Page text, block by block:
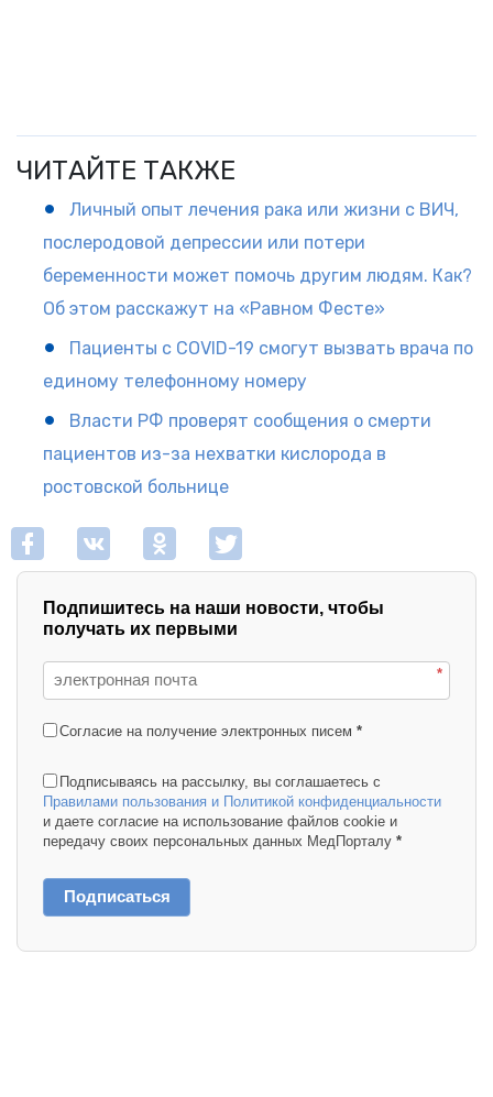
ЧИТАЙТЕ ТАКЖЕ
Личный опыт лечения рака или жизни с ВИЧ,
послеродовой депрессии или потери
беременности может помочь другим людям. Как?
Об этом расскажут на «Равном Фесте»
Пациенты с COVID-19 смогут вызвать врача по
единому телефонному номеру
Власти РФ проверят сообщения о смерти
пациентов из-за нехватки кислорода в
ростовской больнице
Подпишитесь на наши новости, чтобы
получать их первыми
*
Согласие на получение электронных писем *
Подписываясь на рассылку, вы соглашаетесь с
Правилами пользования и Политикой конфиденциальности
и даете согласие на использование файлов cookie и
передачу своих персональных данных МедПорталу *
Подписаться